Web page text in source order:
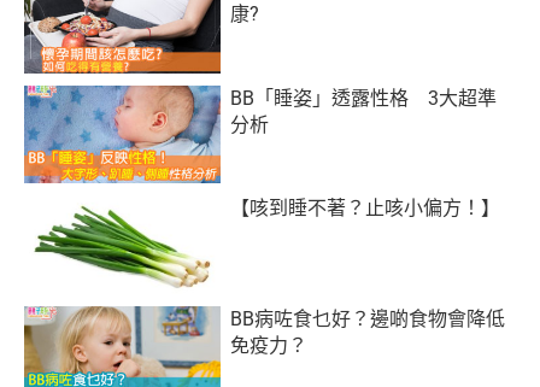
康?
BB「睡姿」透露性格 3大超準
分析
【咳到睡不著？止咳小偏方！】
BB病咗食乜好？邊啲食物會降低
免疫力？